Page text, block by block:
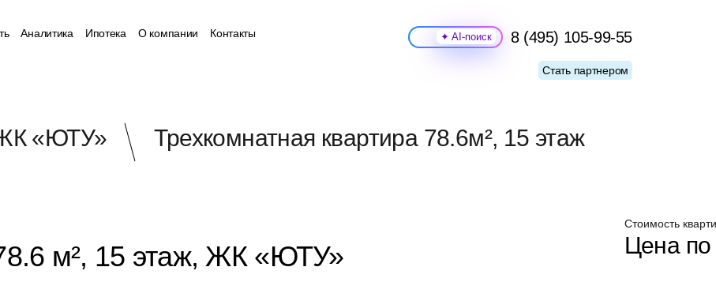
Аналитика Ипотека О компании Контакты Поиск 8 (495) 105-99-55
Стать партнером
«ЮТУ» Трехкомнатная квартира 78.6м², 15 этаж
м², 15 этаж, ЖК «ЮТУ»
Стоимость
Цена по